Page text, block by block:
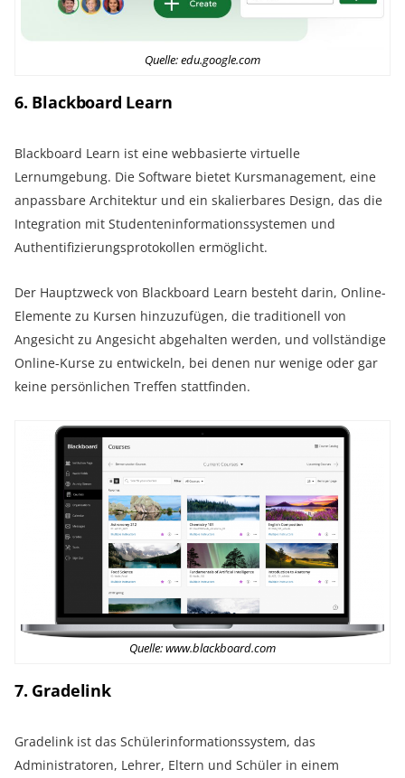
Quelle: edu.google.com
6. Blackboard Learn
Blackboard Learn ist eine webbasierte virtuelle
Lernumgebung. Die Software bietet Kursmanagement, eine
anpassbare Architektur und ein skalierbares Design, das die
Integration mit Studenteninformationssystemen und
Authentifizierungsprotokollen ermöglicht.
Der Hauptzweck von Blackboard Learn besteht darin, Online-
Elemente zu Kursen hinzuzufügen, die traditionell von
Angesicht zu Angesicht abgehalten werden, und vollständige
Online-Kurse zu entwickeln, bei denen nur wenige oder gar
keine persönlichen Treffen stattfinden.
Quelle: www.blackboard.com
7. Gradelink
Gradelink ist das Schülerinformationssystem, das
Administratoren, Lehrer, Eltern und Schüler in einem